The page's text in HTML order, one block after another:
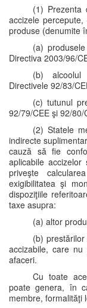
(1) Prezenta
accizele
produse (denumite
(a)
Directiva 2003/96/
(b)
Directivele 92/83/
(c) tutunul
92/79/CEE şi 92/80/
(2) Statele
indirecte
cauză să fie
aplicabile
priveşte
exigibilitatea şi
dispoziţiile
taxe asupra:
(a) altor
(b)
accizabile, care
afaceri.
Cu toate
poate genera, în
membre, formalităţi